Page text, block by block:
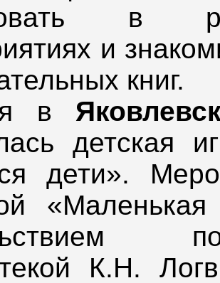
в
и
книг.
в
детская
дети».
К.Н.